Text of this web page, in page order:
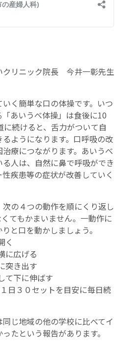
クリニック院長 今井一彰先生
く簡単な口の体操です。いつ
あいうべ体操」は食後に10
続けると、舌力がついて自
ようになります。口呼吸の改
療につながります。あいうべ
人は、自然に鼻で呼吸ができ
疾患等の症状が改善していく
の４つの動作を順にくり返し
てもかまいません。一動作に
と口を動かしましょう。
く
に広げる
突き出す
て下に伸ばす
日３０セットを目安に毎日続
じ地域の他の学校に比べてイ
たという報告があります。